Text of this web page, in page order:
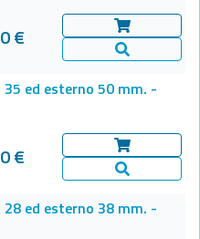
€
Aggiungi al
Vedi Dettagli
ed esterno 50 mm. -
€
Aggiungi al
Vedi Dettagli
ed esterno 38 mm. -